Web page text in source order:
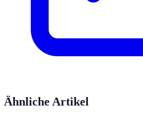
Ähnliche Artikel